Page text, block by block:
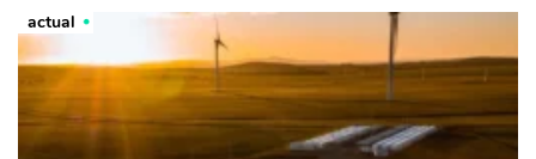
actual